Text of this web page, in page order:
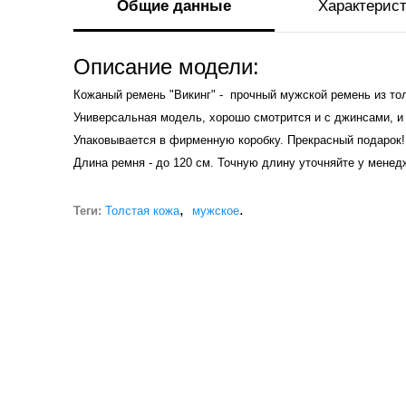
Общие данные
Описание модели:
Кожаный ремень "Викинг" - прочный мужской ремень из
Универсальная модель, хорошо смотрится и с джинсами,
Упаковывается в фирменную коробку. Прекрасный подарок!
Длина ремня - до 120 см. Точную длину уточняйте у
Теги: Толстая кожа, мужское.